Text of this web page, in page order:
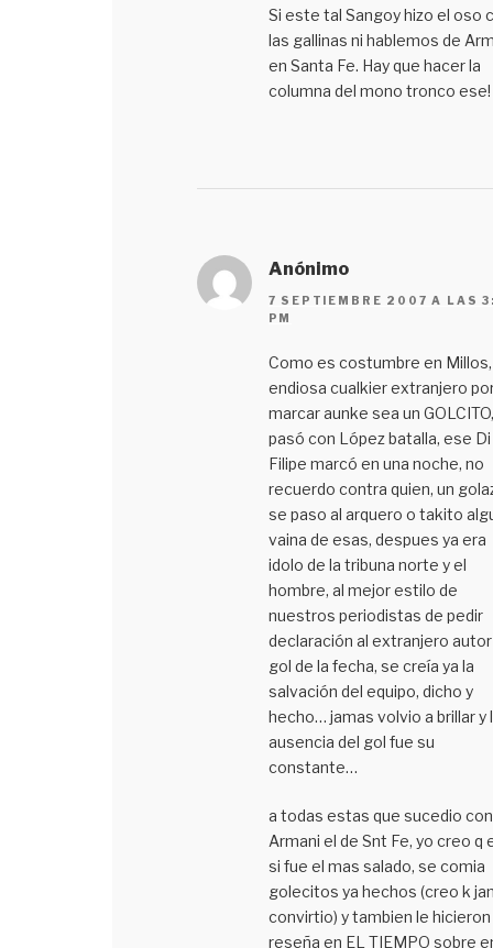
Si este tal Sangoy hizo el oso
las gallinas ni hablemos de
en Santa Fe. Hay que hacer la
columna del mono tronco ese!
Anónimo
7 SEPTIEMBRE 2007 A LAS
PM
Como es costumbre en
endiosa cualkier extranjero
marcar aunke sea un
pasó con López batalla, ese Di
Filipe marcó en una noche, no
recuerdo contra quien, un
se paso al arquero o takito
vaina de esas, despues ya era
idolo de la tribuna norte y el
hombre, al mejor estilo de
nuestros periodistas de pedir
declaración al extranjero
gol de la fecha, se creía ya la
salvación del equipo, dicho y
hecho… jamas volvio a brillar y
ausencia del gol fue su
constante…
a todas estas que sucedio con
Armani el de Snt Fe, yo creo q
si fue el mas salado, se comia
golecitos ya hechos (creo k
convirtio) y tambien le hicieron
reseña en EL TIEMPO sobre